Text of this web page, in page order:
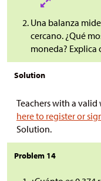
Una balanza
cercano. ¿Qué
moneda?
Solution
Teachers with a valid
here to register or
Solution.
Problem 14